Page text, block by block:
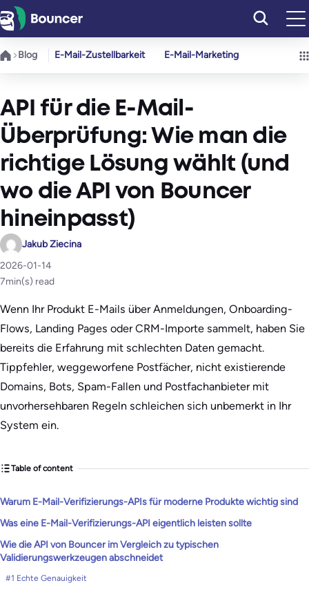
Zum
Inhalt
springen
Blog E-Mail-Zustellbarkeit E-Mail-Marketing
API für die E-Mail-
Überprüfung: Wie man die
richtige Lösung wählt (und
wo die API von Bouncer
hineinpasst)
Jakub Ziecina
2026-01-14
7min(s) read
Wenn Ihr Produkt E-Mails über Anmeldungen, Onboarding-
Flows, Landing Pages oder CRM-Importe sammelt, haben Sie
bereits die Erfahrung mit schlechten Daten gemacht.
Tippfehler, weggeworfene Postfächer, nicht existierende
Domains, Bots, Spam-Fallen und Postfachanbieter mit
unvorhersehbaren Regeln schleichen sich unbemerkt in Ihr
System ein.
Table of content
Warum E-Mail-Verifizierungs-APIs für moderne Produkte wichtig sind
Was eine E-Mail-Verifizierungs-API eigentlich leisten sollte
Wie die API von Bouncer im Vergleich zu typischen
Validierungswerkzeugen abschneidet
#1 Echte Genauigkeit